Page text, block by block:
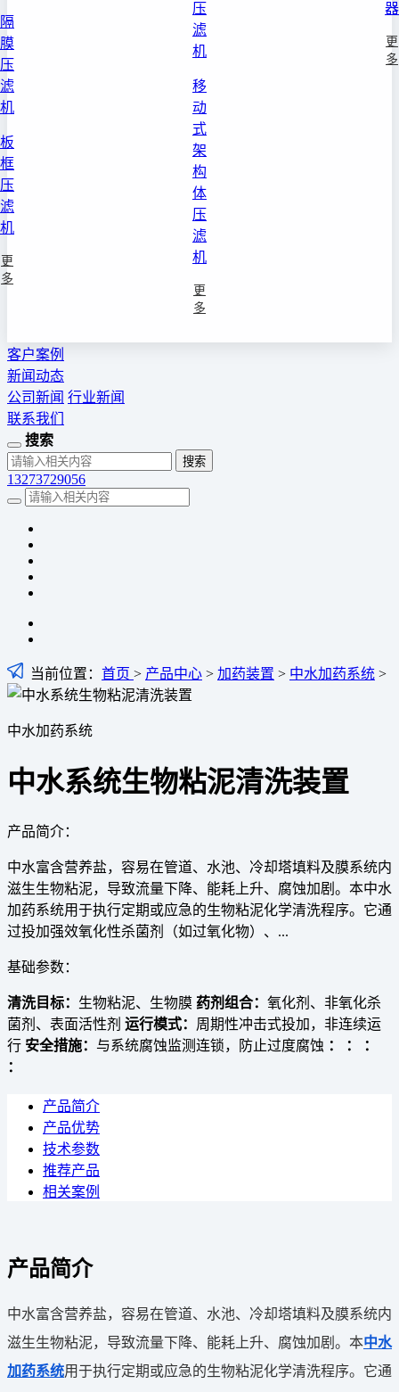
隔
膜
压
滤
机
板
框
压
滤
机
更
多
压
滤
机
移
动
式
架
构
体
压
滤
机
更
多
器
更
多
客户案例
新闻动态
公司新闻 行业新闻
联系我们
搜索
13273729056
当前位置： 首页 > 产品中心 > 加药装置 > 中水加药系统 >
中水加药系统
中水系统生物粘泥清洗装置
产品简介：
中水富含营养盐，容易在管道、水池、冷却塔填料及膜系统内
滋生生物粘泥，导致流量下降、能耗上升、腐蚀加剧。本中水
加药系统用于执行定期或应急的生物粘泥化学清洗程序。它通
过投加强效氧化性杀菌剂（如过氧化物）、...
基础参数：
清洗目标： 生物粘泥、生物膜 药剂组合： 氧化剂、非氧化杀
菌剂、表面活性剂 运行模式： 周期性冲击式投加，非连续运
行 安全措施： 与系统腐蚀监测连锁，防止过度腐蚀 ： ：
：
：
产品简介
产品优势
技术参数
推荐产品
相关案例
产品简介
中水富含营养盐，容易在管道、水池、冷却塔填料及膜系统内
滋生生物粘泥，导致流量下降、能耗上升、腐蚀加剧。本中水
加药系统用于执行定期或应急的生物粘泥化学清洗程序。它通